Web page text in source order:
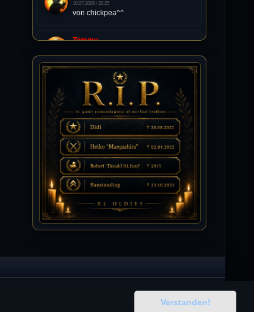
Verstanden!
10.07.2026 / 22:25
von chickpea^^
Tommy
Letzte Aktivität:
27. Dez 2023, 22:48
DieWildeHilde
10.07.2026 / 12:48
Happy Birthday Chickpea
DieWildeHilde
10.07.2026 / 10:08
Hallo meine Lieben!
Isimiyaki
10.07.2026 / 00:34
Alles gute chickpea